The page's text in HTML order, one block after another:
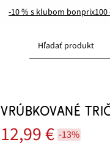
-10 % s klubom bonprix
Hľadať produkt
VRÚBKOVANÉ
12,99 € -13%